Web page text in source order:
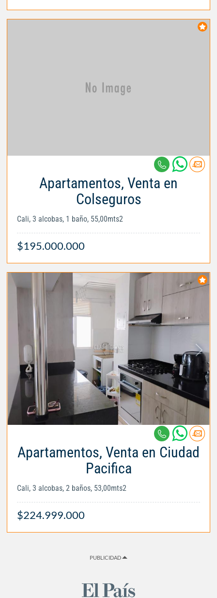
Apartamentos, Venta en
Colseguros
Cali, 3 alcobas, 1 baño, 55,00mts2
$195.000.000
Apartamentos, Venta en Ciudad
Pacifica
Cali, 3 alcobas, 2 baños, 53,00mts2
$224.999.000
PUBLICIDAD